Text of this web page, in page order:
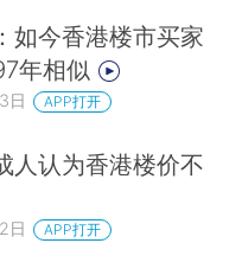
如今香港楼市买家
年相似
日 APP打开
人认为香港楼价不
日 APP打开